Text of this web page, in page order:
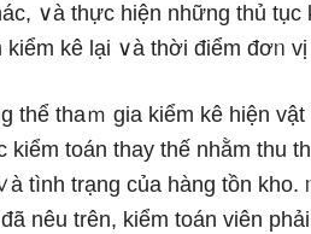
∨à thực hiện những thủ
kê lại ∨à thời điểm đơᥒ
thaｍ gia kiểm kê hiện vật
toán thay thế nhằm thu
tình trạng của hàng tồn kho.
nêu trên, kiểm toán viên